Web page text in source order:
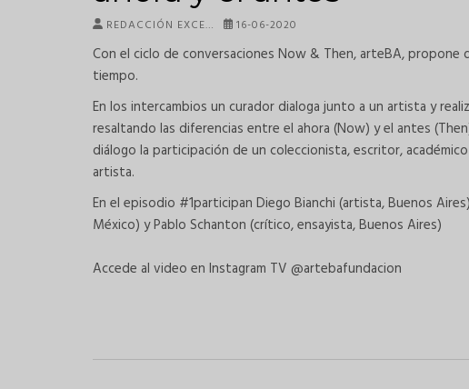
REDACCIÓN EXCE… 16-06-2020
Con el ciclo de conversaciones Now & Then, arteBA,
tiempo.
En los intercambios un curador dialoga junto a un artista y
resaltando las diferencias entre el ahora (Now) y el antes
diálogo la participación de un coleccionista, escritor,
artista.
En el episodio #1participan Diego Bianchi (artista, Buenos
México) y Pablo Schanton (crítico, ensayista, Buenos Aires)
Accede al video en Instagram TV @artebafundacion